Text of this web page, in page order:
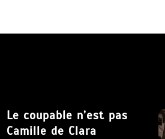
Le coupable n’est pas
Camille de Clara